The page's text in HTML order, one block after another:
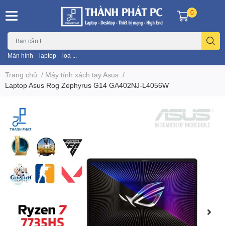
Màn hình laptop loa ...
0
Trang chủ / Máy tính xách tay Asus /
Laptop Asus Rog Zephyrus G14 GA402NJ-L4056W